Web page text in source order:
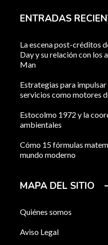
ENTRADAS
La escena post-créditos
Day y su relación con los
Man
Estrategias para
servicios como motores
Estocolmo 1972 y la
ambientales
Cómo 15 fórmulas
mundo moderno
MAPA DEL SITIO
Quiénes somos
Aviso Legal